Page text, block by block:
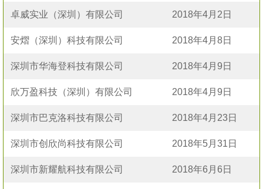
卓威实业（深圳）有限公司 2018年4月2日
安熠（深圳）科技有限公司 2018年4月8日
深圳市华海登科技有限公司 2018年4月9日
欣万盈科技（深圳）有限公司 2018年4月9日
深圳市巴克洛科技有限公司 2018年4月23日
深圳市创欣尚科技有限公司 2018年5月31日
深圳市新耀航科技有限公司 2018年6月6日